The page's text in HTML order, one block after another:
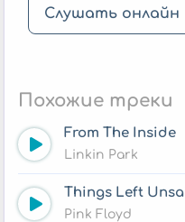
Слушать онлайн
Похожие треки
From The Inside
Linkin Park
Things Left
Pink Floyd